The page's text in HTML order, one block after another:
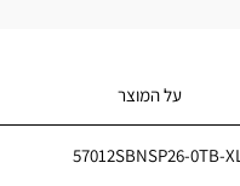
על המוצר
57012SBNSP26-0TB-XL